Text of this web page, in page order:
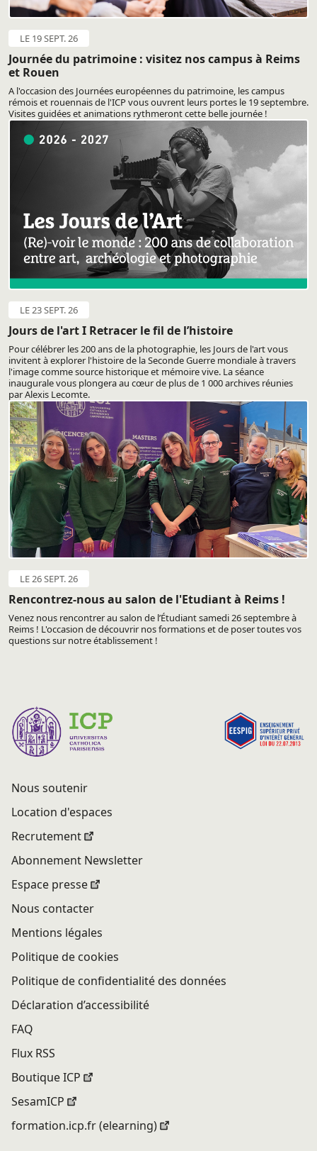
LE 19 SEPT. 26
Journée du patrimoine : visitez nos campus à Reims
et Rouen
A l'occasion des Journées européennes du patrimoine, les campus
rémois et rouennais de l'ICP vous ouvrent leurs portes le 19 septembre.
Visites guidées et animations rythmeront cette belle journée !
LE 23 SEPT. 26
Jours de l'art I Retracer le fil de l’histoire
Pour célébrer les 200 ans de la photographie, les Jours de l'art vous
invitent à explorer l'histoire de la Seconde Guerre mondiale à travers
l'image comme source historique et mémoire vive. La séance
inaugurale vous plongera au cœur de plus de 1 000 archives réunies
par Alexis Lecomte.
LE 26 SEPT. 26
Rencontrez-nous au salon de l'Etudiant à Reims !
Venez nous rencontrer au salon de l’Étudiant samedi 26 septembre à
Reims ! L'occasion de découvrir nos formations et de poser toutes vos
questions sur notre établissement !
Nous soutenir
Location d'espaces
Recrutement
Abonnement Newsletter
Espace presse
Nous contacter
Mentions légales
Politique de cookies
Politique de confidentialité des données
Déclaration d’accessibilité
FAQ
Flux RSS
Boutique ICP
SesamICP
formation.icp.fr (elearning)